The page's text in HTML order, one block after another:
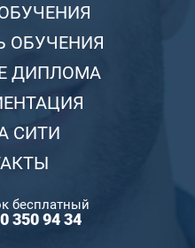
ОБУЧЕНИЯ
ДИПЛОМА
СИТИ
бесплатный
350 94 34